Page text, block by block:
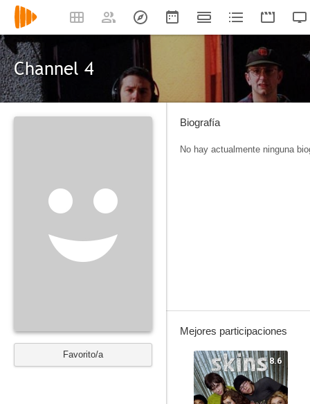
Channel 4
Favorito/a
Biografía
No hay actualmente ninguna
Mejores participaciones
8.6